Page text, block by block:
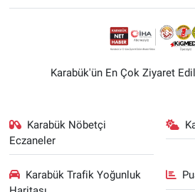
Karabük'ün En Çok Ziyaret
Karabük Nöbetçi
Eczaneler
Karabük Trafik Yoğunluk